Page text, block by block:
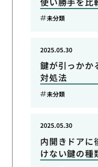
未分類
鍵が引っかか
対処法
2025.05.30
未分類
内開きドアに
けない鍵の種
2025.05.30